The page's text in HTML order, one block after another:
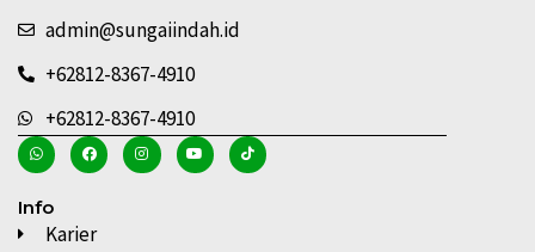
admin@sungaiindah.id
+62812-8367-4910
+62812-8367-4910
Info
Karier